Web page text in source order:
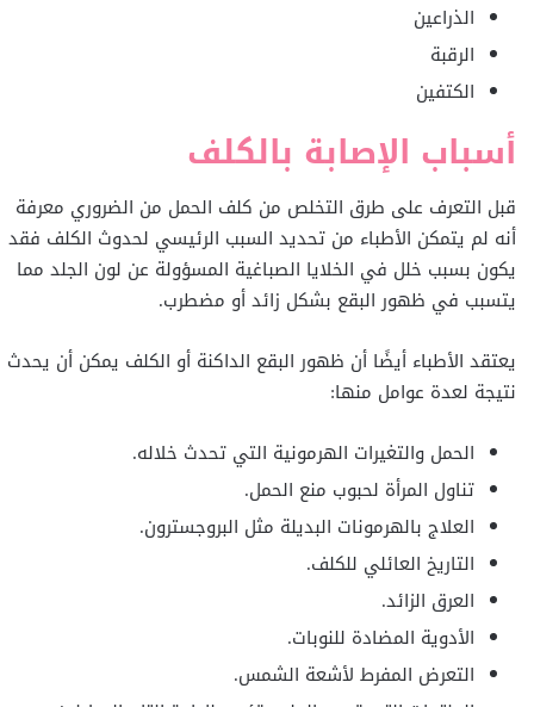
الذراعين
الرقبة
الكتفين
أسباب الإصابة بالكلف
قبل التعرف على طرق التخلص من كلف الحمل من الضروري معرفة
أنه لم يتمكن الأطباء من تحديد السبب الرئيسي لحدوث الكلف فقد
يكون بسبب خلل في الخلايا الصباغية المسؤولة عن لون الجلد مما
يتسبب في ظهور البقع بشكل زائد أو مضطرب.
يعتقد الأطباء أيضًا أن ظهور البقع الداكنة أو الكلف يمكن أن يحدث
نتيجة لعدة عوامل منها:
الحمل والتغيرات الهرمونية التي تحدث خلاله.
تناول المرأة لحبوب منع الحمل.
العلاج بالهرمونات البديلة مثل البروجسترون.
التاريخ العائلي للكلف.
العرق الزائد.
الأدوية المضادة للنوبات.
التعرض المفرط لأشعة الشمس.